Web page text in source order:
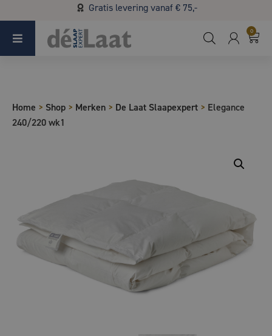
Gratis levering vanaf € 75,-
Koopzondag 29 maart in Bladel van 13.00 - 17.00
0
Home > Shop > Merken > De Laat Slaapexpert > Elegance
240/220 wk1